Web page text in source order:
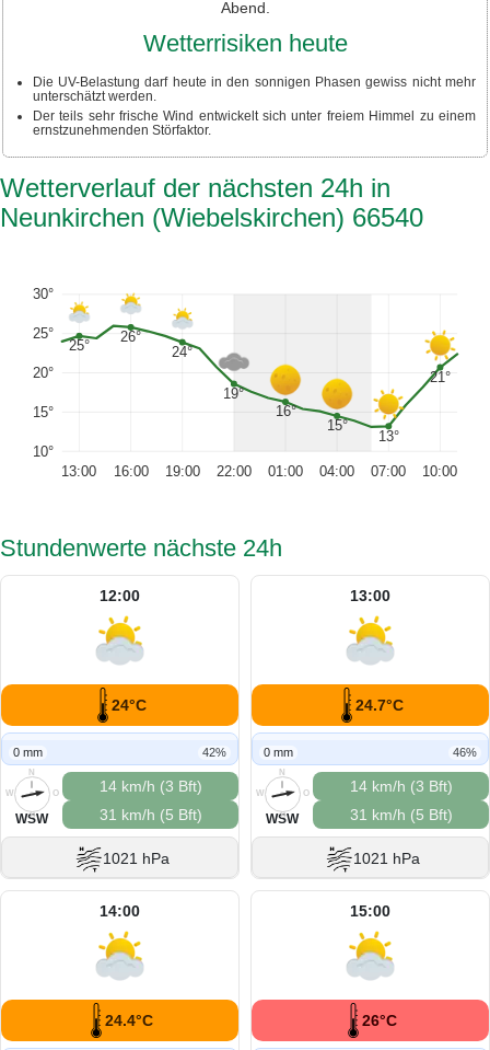
Abend.
Wetterrisiken heute
Die UV-Belastung darf heute in den sonnigen Phasen gewiss nicht mehr
unterschätzt werden.
Der teils sehr frische Wind entwickelt sich unter freiem Himmel zu einem
ernstzunehmenden Störfaktor.
Wetterverlauf der nächsten 24h in
Neunkirchen (Wiebelskirchen) 66540
10°
15°
20°
25°
30°
25°
26°
24°
19°
16°
15°
13°
21°
13:00 16:00 19:00 22:00 01:00 04:00 07:00 10:00
Stundenwerte nächste 24h
12:00
24°C
0 mm 42%
N
O
S
W
WSW
14 km/h (3 Bft)
31 km/h (5 Bft)
1021 hPa
13:00
24.7°C
0 mm 46%
N
O
S
W
WSW
14 km/h (3 Bft)
31 km/h (5 Bft)
1021 hPa
14:00
24.4°C
15:00
26°C